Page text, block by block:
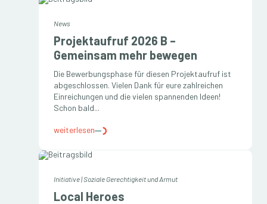
News
Projektaufruf 2026 B –
Gemeinsam mehr bewegen
Die Bewerbungsphase für diesen Projektaufruf ist
abgeschlossen. Vielen Dank für eure zahlreichen
Einreichungen und die vielen spannenden Ideen!
Schon bald...
weiterlesen
Initiative|Soziale Gerechtigkeit und Armut
Local Heroes